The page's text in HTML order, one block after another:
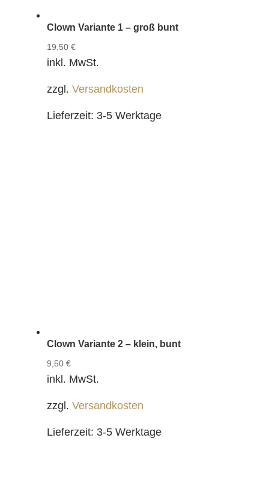
Clown Variante 1 – groß bunt
19,50 €
inkl. MwSt.
zzgl. Versandkosten
Lieferzeit: 3-5 Werktage
Clown Variante 2 – klein, bunt
9,50 €
inkl. MwSt.
zzgl. Versandkosten
Lieferzeit: 3-5 Werktage